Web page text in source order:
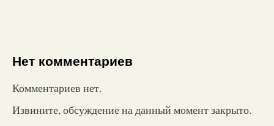
Нет комментариев
Комментариев нет.
Извините, обсуждение на данный момент закрыто.